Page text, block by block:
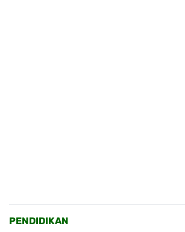
PENDIDIKAN